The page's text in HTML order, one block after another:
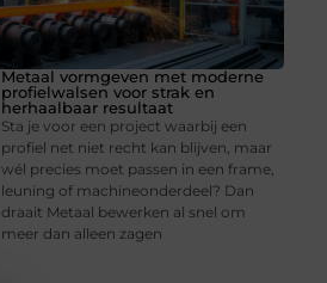
Metaal vormgeven met moderne
profielwalsen voor strak en
herhaalbaar resultaat
Sta je voor een project waarbij een
profiel net niet recht kan blijven, maar
wél precies moet passen in een frame,
leuning of machineonderdeel? Dan
draait Metaal bewerken al snel om
meer dan alleen zagen